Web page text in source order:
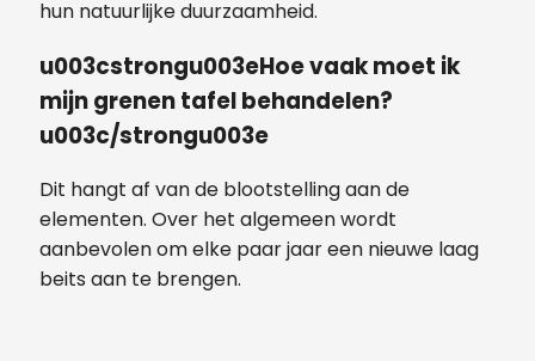
hun natuurlijke duurzaamheid.
u003cstrongu003eHoe vaak moet ik
mijn grenen tafel behandelen?
u003c/strongu003e
Dit hangt af van de blootstelling aan de
elementen. Over het algemeen wordt
aanbevolen om elke paar jaar een nieuwe laag
beits aan te brengen.